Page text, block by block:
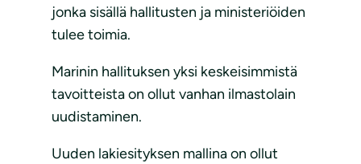
jonka sisällä hallitusten ja ministeriöiden
tulee toimia.
Marinin hallituksen yksi keskeisimmistä
tavoitteista on ollut vanhan ilmastolain
uudistaminen.
Uuden lakiesityksen mallina on ollut